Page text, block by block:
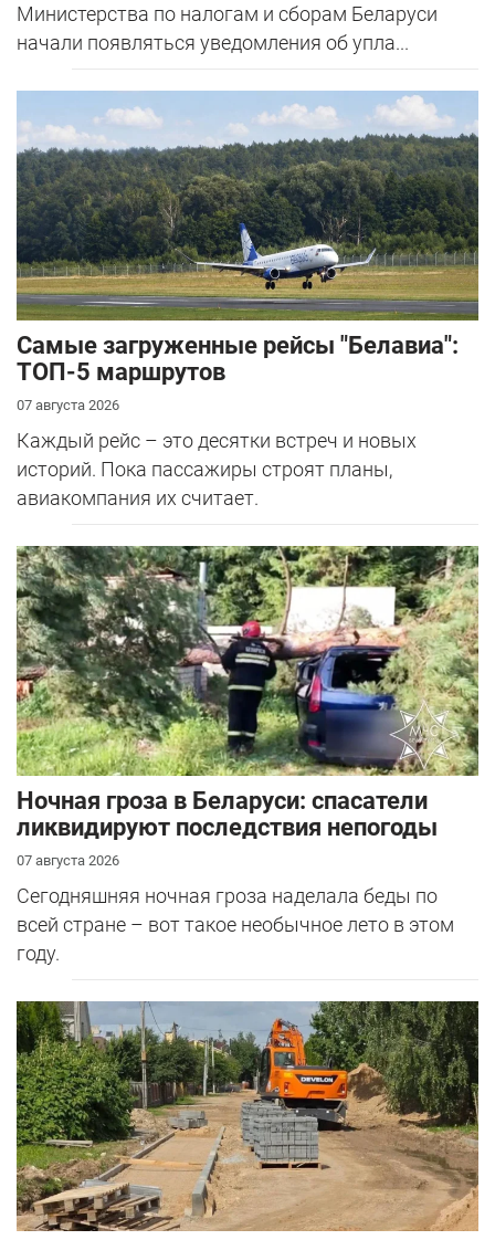
Министерства по налогам и сборам Беларуси
начали появляться уведомления об упла...
Самые загруженные рейсы "Белавиа":
ТОП-5 маршрутов
07 августа 2026
Каждый рейс – это десятки встреч и новых
историй. Пока пассажиры строят планы,
авиакомпания их считает.
Ночная гроза в Беларуси: спасатели
ликвидируют последствия непогоды
07 августа 2026
Сегодняшняя ночная гроза наделала беды по
всей стране – вот такое необычное лето в этом
году.